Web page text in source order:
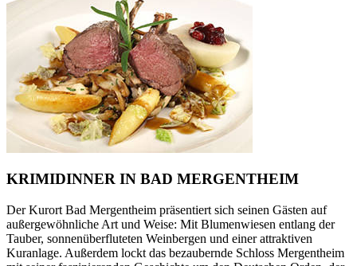
KRIMIDINNER IN BAD MERGENTHEIM
Der Kurort Bad Mergentheim präsentiert sich seinen Gästen auf
außergewöhnliche Art und Weise: Mit Blumenwiesen entlang der
Tauber, sonnenüberfluteten Weinbergen und einer attraktiven
Kuranlage. Außerdem lockt das bezaubernde Schloss Mergentheim